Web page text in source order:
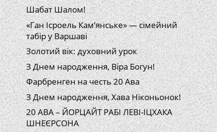
Шабат Шалом!
«Ган Ісроель Кам’янське» — сімейний
табір у Варшаві
Золотий вік: духовний урок
З Днем народження, Віра Богун!
Фарбренген на честь 20 Ава
З Днем народження, Хава Ніконьонок!
20 АВА – ЙОРЦАЙТ РАБІ ЛЕВІ-ІЦХАКА
ШНЕЄРСОНА